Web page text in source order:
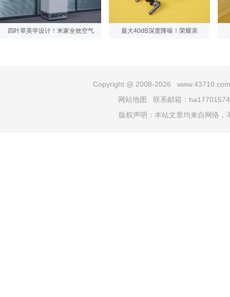
四叶草美学设计！米家全效空气 最大40dB深度降噪！荣耀亲
Copyright @ 2008-2026
网站地图
联系邮箱：
版权声明：本站文章均来自网络